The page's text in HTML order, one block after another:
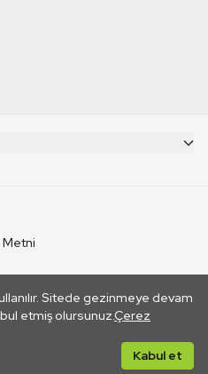
Sitede gezinmeye devam
etmiş olursunuz.Çerez
Kabul et
Metni
Bağlantı yoluyla gidilen dış